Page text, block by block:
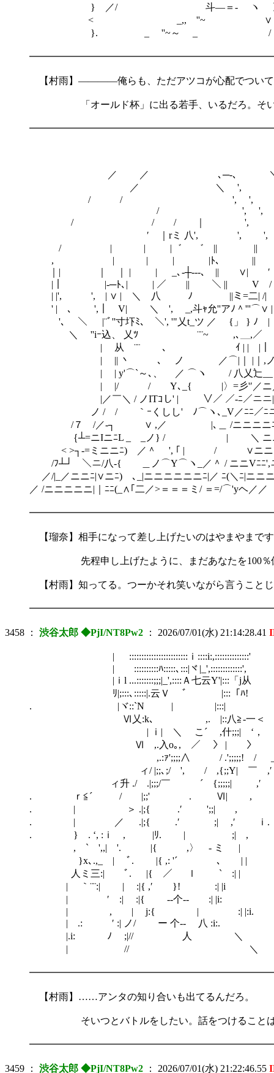
} ／/ 斗―＝- ヽ
< _,, ''~ ∨
}. _ ''~～ _ /
【村雨】――――俺らも、ただアツコが心配でついて
「オールド杯」に出る若手、いるだろ。そいつ
／ ／ ､─-､
／ ＼ ',
/ / ', ',
/ ', ',
/ / / ｜ ',
′ ｜rミ 八', ', ',
/ | | |゛ ゛ || ||
, | | | |ﾄ､ ||
｜| ｜ ｜ | | _､-┼‐--､ || ∨| ′
|｜ |-─ﾄ､| | ／ || ＼ || V /
| |', ', | ∨ | ＼ 八 ﾉ ||ミ=二| /|
' | ､ ',｜ V| ＼ ', _,斗ｬ允''アﾉ＾'''⌒∨ |
'､ ＼ |¨ﾞ''寸圷ﾐ､ ＼', '"乂t_ツ ／ {」 } ﾉ |
＼ ''iｰ込、 乂ﾂ ¨¨~ ,､＿,／
| 从 ¨¨ ､ ｲ | | |｜
| || 丶 ､ ノ ／⌒|｜ |｜,
| | y'⌒`～､、 ／ ⌒ヽ / 八乂辷__
| |/ / Υ､_{ |〉=彡'′／ニ／
|／￣＼ / ノITｺし' | ∨／ ／-ﾆ／ニニ
ノ / / ｀ｰくしし' ﾉ⌒ヽ､_V／ﾆﾆ／ﾆニ
/７ /／-┐ ∨ ,／ |､＿ /ニニニニﾆ|
｛┴=ニIニﾆL _ _ノ} / | ＼ ニニニ
< >┐-=ミニニﾆ) ／＾ ', ｢ | / ∨ニニニ
/ﾌ┴┘￣＼ニ/八-{ ＿ノ⌒Υ⌒ヽ_／＾ / ニニVﾆﾆ',
／/|_／ニニﾆ|∨ニﾆ)ゝ､_|ニニニニニニﾆ|／ ﾆ(＼ﾆ|ニニ
／ /ニニニニニ|｜ﾆﾆ(_∧｢二／>＝＝＝ミ/ ＝=/⌒'yヘ／／
【瑠奈】相手になって差し上げたいのはやまやまで
先程申し上げたように、まだあなたを100％倒
【村雨】知ってる。つーかそれ笑いながら言うこと
3458 ： 渋谷太郎 ◆PjI/NT8Pw2 ： 2026/07/01(水) 21:14:28.41
| ::::::::::::::::::::::::ｉ::::i:,::::::::::::::'
| ::::::::::ﾊ:::::､:::|ヾ|_',:::::::::::::',
|ｉl ...:::::::;;;|_',::::Ａ七云Y'|:::「j从
ﾘ|;:::､:::::|.云Ｖ ゛ |:::「ﾊ!
. |ヾ::`N |
Ⅵ乂:k､ ,. |::八≧‐一＜ y'””'
| ｉ| ＼ こ´ ,什;;;|
Ⅵ ,.入o｡, ／ 〉 | 〉 , :i
,.:ｧ';;;;∧ / .';;;;;! / _. , ,ﾉ_j
ィ/ |;;､;/ ', / ,{;;Y| ￣ ,′ ,
ィ升 ./ .|;;;/￣ ´ {;;;;;| ,′ ,
. ｒ≦´ / |;;' . Ⅵ| ,
. | ＞ .|;{ .′ ';;|
. | ／ .|;{ .′ ;| ,′
. } . ‘, :ｉ , |ﾘ. | ;| ,
, ` ',,| '. |{ ,〉 - ミ |
}x､.,_ | ﾞ. |{ ,: '´ ､ |
人ミ三:| ﾞ. |{ ／ ｌ `
| ｀¨¨:| | :|{ ,′ }! :| |i
| ′ :| :|{ -‐个‐- :|
| , | j:{ | :|
| .: ′ :| ノ/ ー 个‐‐
|.i: ﾉ ;|// 人 ＼ .|
| // ＼ | ＼
【村雨】……アンタの知り合いも出てるんだろ。
そいつとバトルをしたい。話をつけることは
3459 ： 渋谷太郎 ◆PjI/NT8Pw2 ： 2026/07/01(水) 21:22:46.55